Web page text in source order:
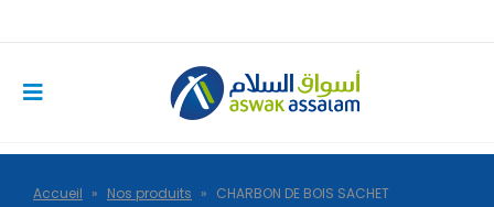
Accueil » Nos produits » CHARBON DE BOIS SACHET